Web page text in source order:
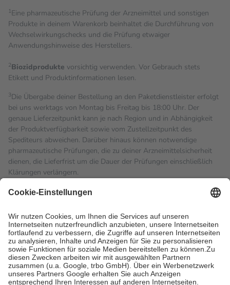
1Eine pharmazeutische Prüfung der Arzneimittel und sonstigen
Produkte in deinem Warenkorb beinhaltet die Durchführung von
Wechselwirkungschecks und die Prüfung etwaiger
Anwendungshinweise des Herstellers.
2Biozidprodukte vorsichtig verwenden. Vor Gebrauch stets
Etikett und Produktinformationen lesen.
3Die Übergabe deiner Bestellung an den Paketdienstleister erfolgt
bei uns werktags von Montag bis Freitag bis 18:00 Uhr. Der
genaue Lieferzeitpunkt kann je nach Region und in Abhängigkeit
der Produktverfügbarkeit sowie vom Zustellzeitpunkt des
Spediteurs abweichen. Darüber hinaus können notwendige
pharmazeutische Prüfungen, die zu deiner Arzneimittelsicherheit
dienen, die Lieferfrist um die Dauer der Prüfungen einschließlich
Klärungen verlängern.
4Für verschreibungspflichtige Medikamente stellt der Arzt ein
gesetzliche Krankenversicherung übernimmt in der Regel die
Kosten dafür, der Versicherte trägt einen Teil davon als Zuzahlung
mit.
Grundsätzlich leisten Mitglieder Zuzahlungen in Höhe von zehn
Prozent des Abgabepreises,mindestensjedochfünf Euro
höchstens zehn Euro.Es sind jedoch nie mehr als die
tatsächlichen Kosten der Leistung zu entrichten.